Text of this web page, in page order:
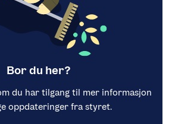
Bor du her?
du har tilgang til mer informasjon
oppdateringer fra styret.